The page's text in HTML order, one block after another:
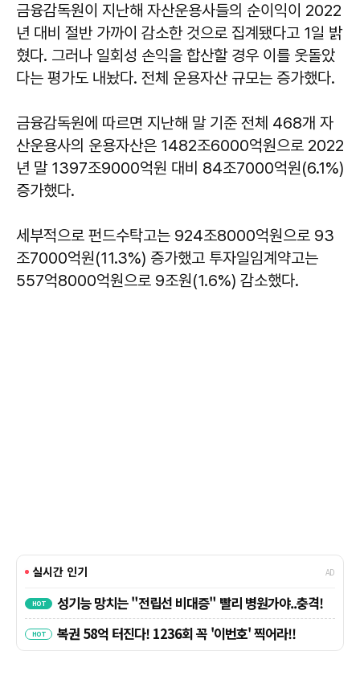
금융감독원이 지난해 자산운용사들의 순이익이 2022
년 대비 절반 가까이 감소한 것으로 집계됐다고 1일 밝
혔다. 그러나 일회성 손익을 합산할 경우 이를 웃돌았
다는 평가도 내놨다. 전체 운용자산 규모는 증가했다.
금융감독원에 따르면 지난해 말 기준 전체 468개 자
산운용사의 운용자산은 1482조6000억원으로 2022
년 말 1397조9000억원 대비 84조7000억원(6.1%)
증가했다.
세부적으로 펀드수탁고는 924조8000억원으로 93
조7000억원(11.3%) 증가했고 투자일임계약고는
557억8000억원으로 9조원(1.6%) 감소했다.